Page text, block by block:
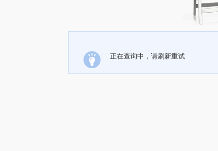
正在查询中，请刷新重试